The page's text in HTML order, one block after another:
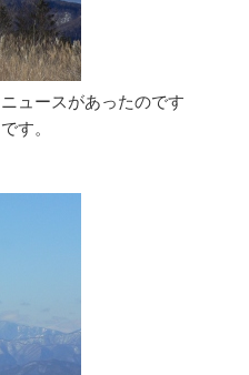
ュースがあったのです
す。